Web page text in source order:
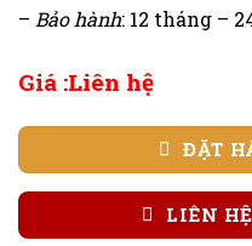
– Bảo hành: 12 tháng –
Giá :Liên hệ
ĐẶT
LIÊN